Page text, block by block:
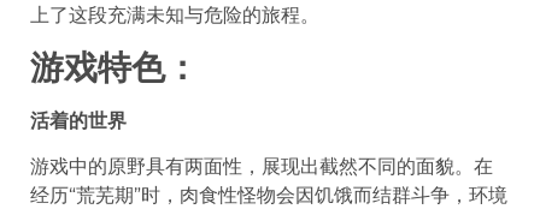
上了这段充满未知与危险的旅程。
游戏特色：
活着的世界
游戏中的原野具有两面性，展现出截然不同的面貌。在
经历“荒芜期”时，肉食性怪物会因饥饿而结群斗争，环境